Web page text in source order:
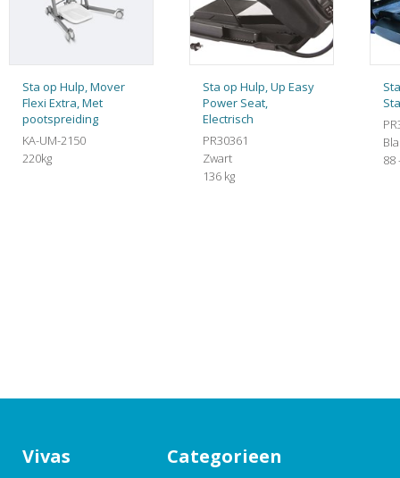
Sta op Hulp, Mover
Flexi Extra, Met
pootspreiding
KA-UM-2150
220kg
Sta op Hulp, Up Easy
Power Seat,
Electrisch
PR30361
Zwart
136 kg
88
Vivas Categorieen